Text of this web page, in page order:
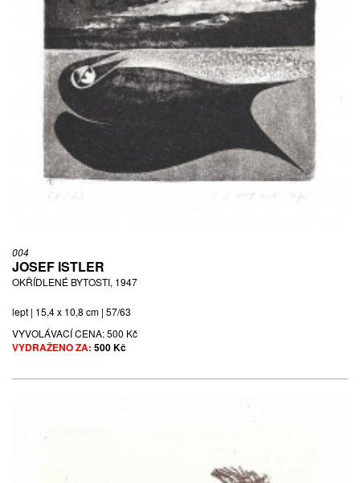
004
JOSEF ISTLER
OKŘÍDLENÉ BYTOSTI, 1947
lept | 15,4 x 10,8 cm | 57/63
VYVOLÁVACÍ CENA:500 Kč
VYDRAŽENO ZA: 500 Kč